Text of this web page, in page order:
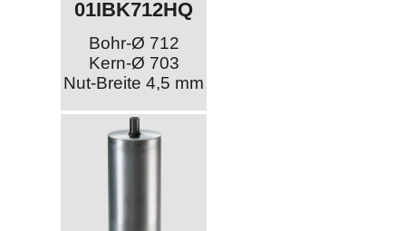
01IBK712HQ
Bohr-Ø 712
Kern-Ø 703
Nut-Breite 4,5 mm